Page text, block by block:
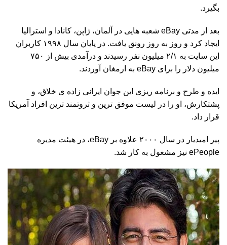
بگیرد.
بعد از مدتى eBay شعبه هایی در آلمان، ژاپن، کانادا و استرالیا
ایجاد کرد و روز به روز رونق یافت. در پایان سال ۱۹۹۸ کاربران
این سایت به ۲/۱ میلیون نفر رسیدند و درآمدى بیش از ۷۵۰
میلیون دلار را برای eBay به ارمغان آوردند.
ایده و طرح و برنامه ریزى این جوان ایرانى زاده ی خلاق، و
پشتکارش، او را در لیست موفق ترین و ثروتمند ترین افراد آمریکا
قرار داد.
پير اميديار در سال ۲۰۰۰ علاوه بر eBay، در هیئت مدیره
ePeople نیز مشغول به کار شد.